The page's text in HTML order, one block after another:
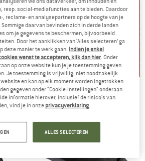
gaat verder
-50%
DE SALE
resp. social-mediafuncties aan te bieden. Daardoor
reclame- en analysepartners op de hoogte van je
daarvan bevinden zich in derde landen
om je gegevens te beschermen, bijvoorbeeld
Door het aanklikken van ‘Alles selecteren’ ga
deze manier te werk gaan. Indien je enkel
wenst te accepteren, klik dan hier. Onder
op onze website kun je je toestemming geven
Je toestemming is vrijwillig, niet noodzakelijk
en kan op elk moment worden ingetrokken
gegeven onder "Cookie-instellingen" onderaan
informatie hierover, inclusief de risico's van
vind je in onze privacyverklaring.
ALLES SELECTEREN